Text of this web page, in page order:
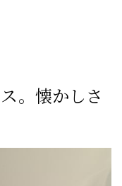
。懐かしさ